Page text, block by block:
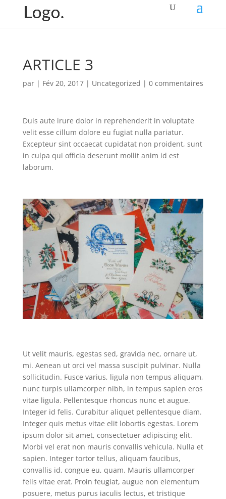
ARTICLE 3
par | Fév 20, 2017| Uncategorized | 0 commentaires
Duis aute irure dolor in reprehenderit in voluptate
velit esse cillum dolore eu fugiat nulla pariatur.
Excepteur sint occaecat cupidatat non proident, sunt
in culpa qui officia deserunt mollit anim id est
laborum.
Ut velit mauris, egestas sed, gravida nec, ornare ut,
mi. Aenean ut orci vel massa suscipit pulvinar. Nulla
sollicitudin. Fusce varius, ligula non tempus aliquam,
nunc turpis ullamcorper nibh, in tempus sapien eros
vitae ligula. Pellentesque rhoncus nunc et augue.
Integer id felis. Curabitur aliquet pellentesque diam.
Integer quis metus vitae elit lobortis egestas. Lorem
ipsum dolor sit amet, consectetuer adipiscing elit.
Morbi vel erat non mauris convallis vehicula. Nulla et
sapien. Integer tortor tellus, aliquam faucibus,
convallis id, congue eu, quam. Mauris ullamcorper
felis vitae erat. Proin feugiat, augue non elementum
posuere, metus purus iaculis lectus, et tristique